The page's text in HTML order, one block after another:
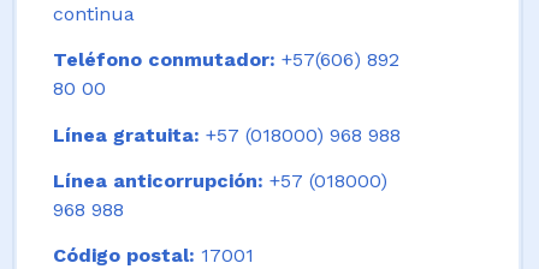
continua
Teléfono conmutador: +57(606) 892
80 00
Línea gratuita: +57 (018000) 968 988
Línea anticorrupción: +57 (018000)
968 988
Código postal: 17001